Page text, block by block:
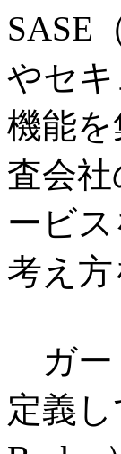
SASE
やセ
機能
査会
ービ
考え
ガー
定義し